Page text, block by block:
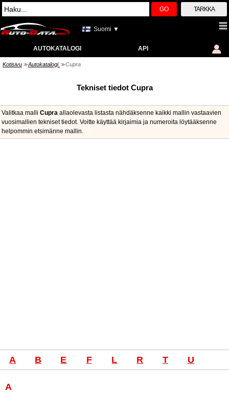
GO TARKKA
Suomi ▼
AUTOKATALOGI API
Kotisivu >> Autokatalogi >> Cupra
Tekniset tiedot Cupra
Valitkaa malli Cupra allaolevasta listasta nähdäksenne kaikki mallin vastaavien
vuosimallien tekniset tiedot. Voitte käyttää kirjaimia ja numeroita löytääksenne
helpommin etsimänne mallin.
A B E F L R T U
A